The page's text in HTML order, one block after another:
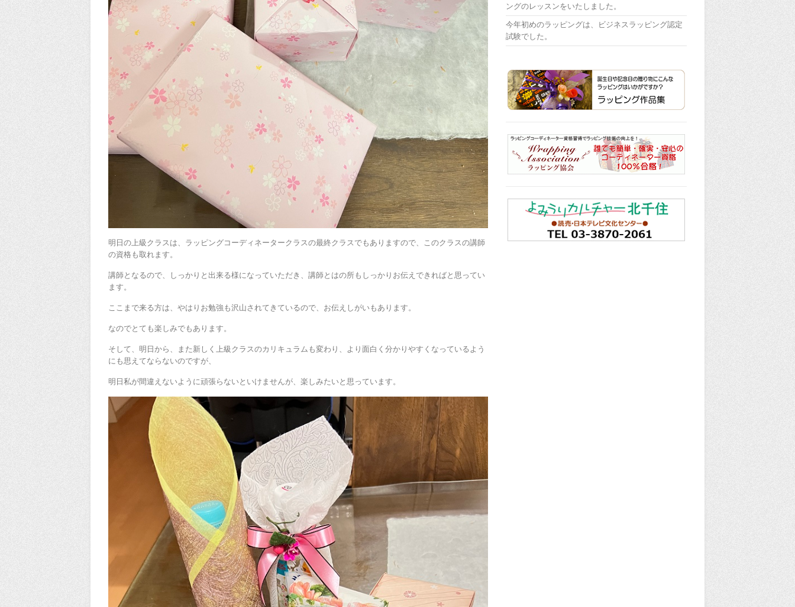
明日の上級クラスは、ラッピングコーディネータークラスの最終クラスでもありますので、このクラスの講師
の資格も取れます。
講師となるので、しっかりと出来る様になっていただき、講師とはの所もしっかりお伝えできればと思ってい
ます。
ここまで来る方は、やはりお勉強も沢山されてきているので、お伝えしがいもあります。
なのでとても楽しみでもあります。
そして、明日から、また新しく上級クラスのカリキュラムも変わり、より面白く分かりやすくなっているよう
にも思えてならないのですが、
明日私が間違えないように頑張らないといけませんが、楽しみたいと思っています。
ングのレッスンをいたしました。
今年初めのラッピングは、ビジネスラッピング認定
試験でした。